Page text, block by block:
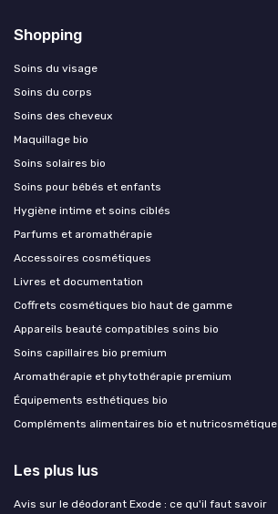
Shopping
Soins du visage
Soins du corps
Soins des cheveux
Maquillage bio
Soins solaires bio
Soins pour bébés et enfants
Hygiène intime et soins ciblés
Parfums et aromathérapie
Accessoires cosmétiques
Livres et documentation
Coffrets cosmétiques bio haut de gamme
Appareils beauté compatibles soins bio
Soins capillaires bio premium
Aromathérapie et phytothérapie premium
Équipements esthétiques bio
Compléments alimentaires bio et nutricosmétique
Les plus lus
Avis sur le déodorant Exode : ce qu'il faut savoir